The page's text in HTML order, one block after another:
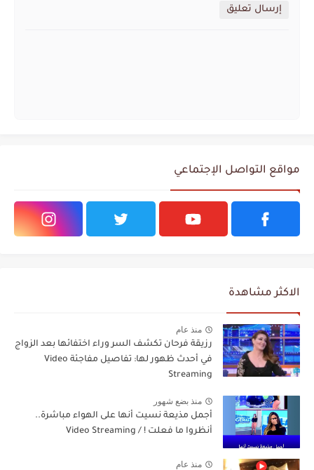
إرسال تعليق
مواقع التواصل الإجتماعي
الاكثر مشاهدة
منذ عام
رزيقة فرحان تكشف السر وراء اختفائها بعد الزواج
في أحدث ظهور لها: تفاصيل مفاجئة Video
Streaming
منذ بضع شهور
أجمل مذيعة نسيت أنها على الهواء مباشرة..
أنظروا ما فعلت ! / Video Streaming
منذ عام